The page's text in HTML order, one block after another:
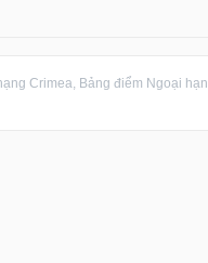
Crimea, Bảng điểm Ngoại